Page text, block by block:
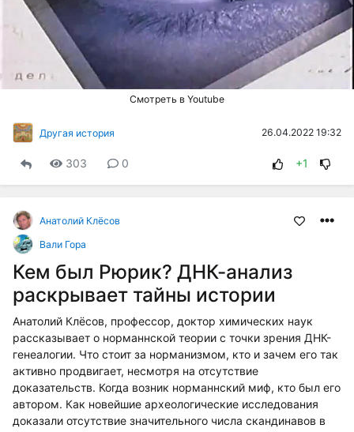
видео
Смотреть в Youtube
Другая история 26.04.2022 19:32
303 0 +1
Анатолий Клёсов
Вали Гора
Кем был Рюрик? ДНК-анализ
раскрывает тайны истории
Анатолий Клёсов, профессор, доктор химических наук
рассказывает о норманнской теории с точки зрения ДНК-
генеалогии. Что стоит за норманизмом, кто и зачем его так
активно продвигает, несмотря на отсутствие
доказательств. Когда возник норманнский миф, кто был его
автором. Как новейшие археологические исследования
доказали отсутствие значительного числа скандинавов в